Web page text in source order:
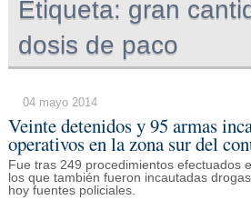
Etiqueta: gran
dosis de paco
04 mayo 2014
Veinte detenidos y 95 armas
operativos en la zona sur del
Fue tras 249 procedimientos efectuados
los que también fueron incautadas
hoy fuentes policiales.